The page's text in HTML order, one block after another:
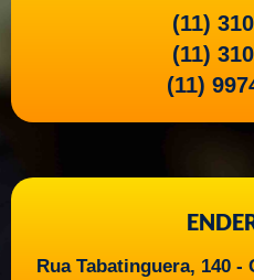
(11)
(11)
(11)
Rua Tabatinguera, 140 -